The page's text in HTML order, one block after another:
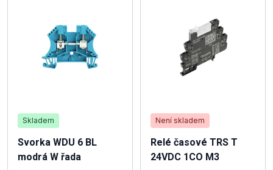
Skladem
Svorka WDU 6 BL
modrá W řada
Není skladem
Relé časové TRS T
24VDC 1CO M3